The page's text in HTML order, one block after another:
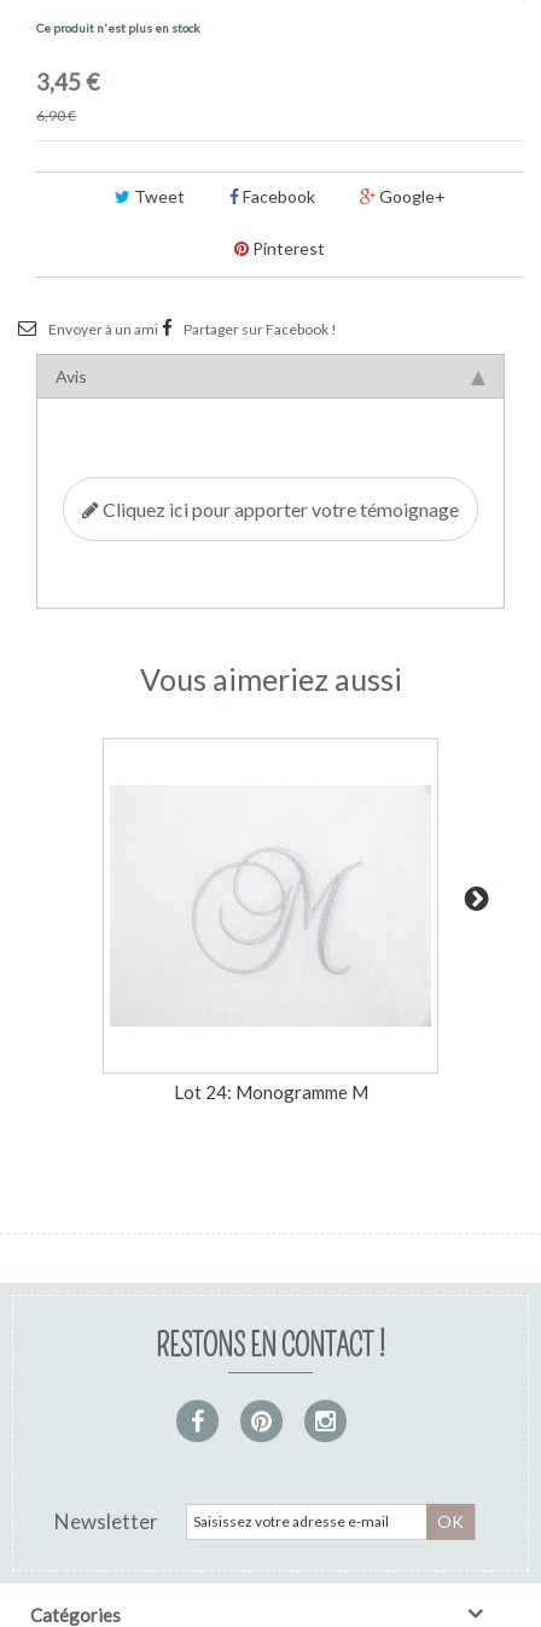
Ce produit n'est plus en stock
3,45 €
6,90 €
Tweet Facebook Google+
Pinterest
Envoyer à un ami Partager sur Facebook !
Avis
Cliquez ici pour apporter votre témoignage
Vous aimeriez aussi
Lot 24: Monogramme M
RESTONS EN CONTACT !
Newsletter OK
Catégories